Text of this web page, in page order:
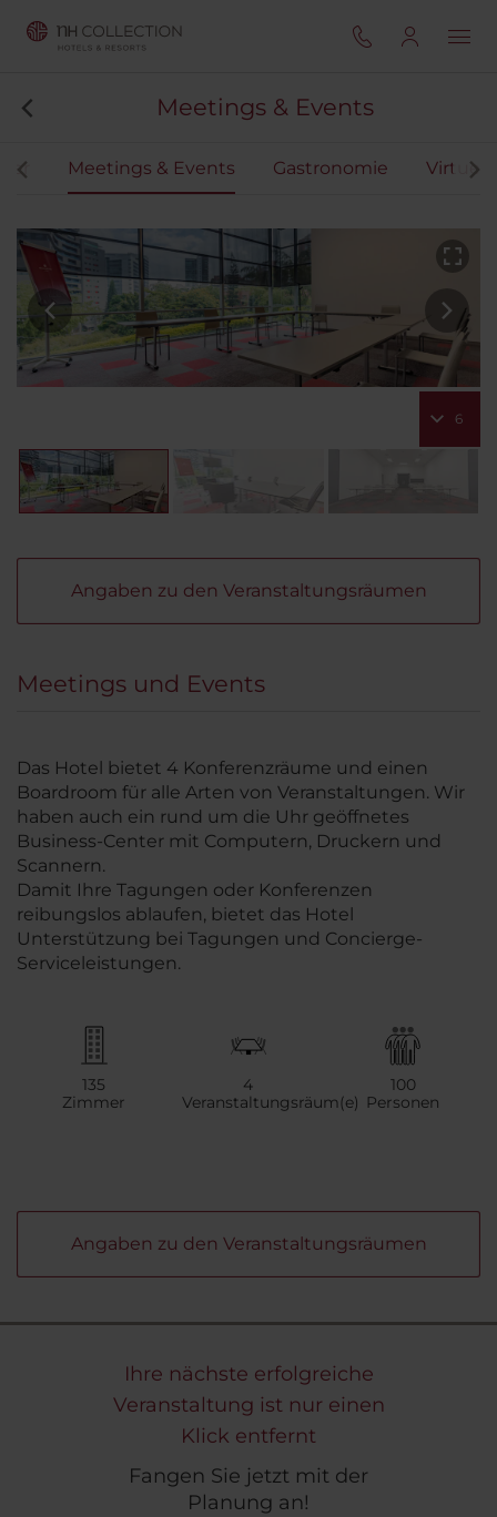
Meetings & Events
Meetings & Events Gastronomie
6
Angaben zu den Veranstaltungsräumen
Meetings und Events
Das Hotel bietet 4 Konferenzräume und einen
Boardroom für alle Arten von Veranstaltungen. Wir
haben auch ein rund um die Uhr geöffnetes
Business-Center mit Computern, Druckern und
Scannern.
Damit Ihre Tagungen oder Konferenzen
reibungslos ablaufen, bietet das Hotel
Unterstützung bei Tagungen und Concierge-
Serviceleistungen.
135
Zimmer
4
Veranstaltungsräum(e)
100
Personen
Angaben zu den Veranstaltungsräumen
Ihre nächste erfolgreiche
Veranstaltung ist nur einen
Klick entfernt
Fangen Sie jetzt mit der
Planung an!